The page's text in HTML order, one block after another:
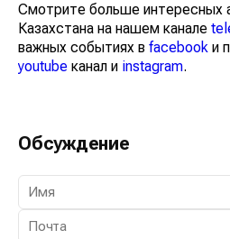
Смотрите больше интересных
Казахстана на нашем канале
важных событиях в facebook и
youtube канал и instagram.
Обсуждение